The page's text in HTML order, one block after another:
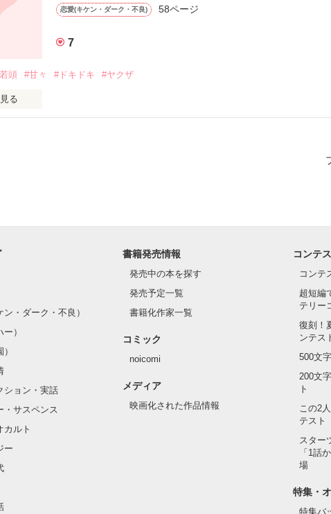
ばれてる暴走族はそれは………。
恋愛(キケン・ダーク・不良) 58ページ
7
頭 #甘々 #ドキドキ #ヤクザ
る
ぃぃ！？どういうこと！？
からないまま始まった二人の恋の物語。
ン・ダーク・不良）
）
ション・実話
・サスペンス
カルト
ー
書籍発売情報
発売中の本を探す
発売予定一覧
書籍化作家一覧
コミック
noicomi
メディア
映画化された作品情報
コンテ
コンテ
超短編
テリー
復刻！
ンテス
500文
200文
ト
この2
テスト
スター
「1話
場
特集・
特集バ